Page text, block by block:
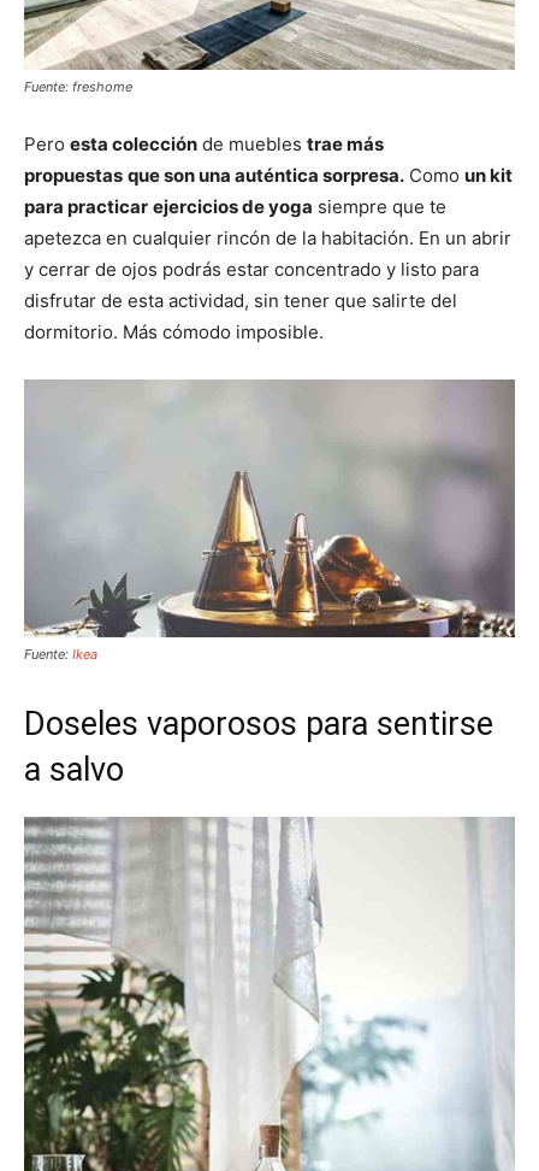
Fuente: freshome
Pero esta colección de muebles trae más
propuestas que son una auténtica sorpresa. Como un kit
para practicar ejercicios de yoga siempre que te
apetezca en cualquier rincón de la habitación. En un abrir
y cerrar de ojos podrás estar concentrado y listo para
disfrutar de esta actividad, sin tener que salirte del
dormitorio. Más cómodo imposible.
Fuente: Ikea
Doseles vaporosos para sentirse
a salvo